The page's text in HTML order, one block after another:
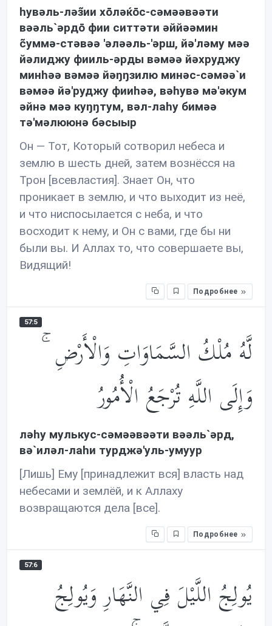
hувəль-лəз̃ии хōлəќōс-сəмəəвəəти
вəəль`əрдō фии ситтəти əййəəмин
c̃уммə-стəвəə 'əлəəль-'əрш, йə'лəму мəə
йəлиджу фииль-əрды вəмəə йəхруджу
минhəə вəмəə йəŋŋзилю минəс-сəмəə`и
вəмəə йə'руджу фииhəə, вəhувə мə'əкум
əйнə мəə куŋŋтум, вəл-лаhу бимəə
тə'мəлююнə бəсыыр
Он — Тот, Который сотворил небеса и
землю в шесть дней, затем вознёсся на
Трон [всевластия]. Знает Он, что
проникает в землю, и что выходит из неё,
и что ниспосылается с неба, и что
восходит к нему, и Он с вами, где бы ни
были вы. И Аллах то, что совершаете вы,
Видящий!
Подробнее
57:5
لَّهُ مُلْكُ السَّمَاوَاتِ وَالْأَرْضِ ۚ
وَإِلَى اللَّهِ تُرْجَعُ الْأُمُورُ
лəhу мулькус-сəмəəвəəти вəəль`əрд,
вə`илəл-лаhи турджə'уль-умуур
[Лишь] Ему [принадлежит вся] власть над
небесами и землёй, и к Аллаху
возвращаются дела [все].
Подробнее
57:6
يُولِجُ اللَّيْلَ فِي النَّهَارِ وَيُولِجُ